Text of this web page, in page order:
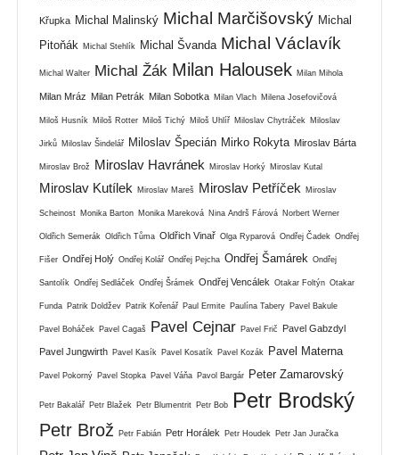
Křupka Michal Malinský Michal Marčišovský Michal
Pitoňák
Michal Stehlík Michal Švanda Michal Václavík
Michal Walter Michal Žák Milan Halousek Milan Mihola
Milan Mráz Milan Petrák Milan Sobotka Milan Vlach Milena Josefovičová
Miloš Husník Miloš Rotter Miloš Tichý Miloš Uhlíř Miloslav Chytráček Miloslav
Jirků Miloslav Šindelář Miloslav Špecián Mirko Rokyta Miroslav Bárta
Miroslav Brož Miroslav Havránek Miroslav Horký Miroslav Kutal
Miroslav Kutílek Miroslav Mareš Miroslav Petříček Miroslav
Scheinost Monika Barton Monika Mareková Nina Andrš Fárová Norbert Werner
Oldřich Semerák Oldřich Tůma Oldřich Vinař Olga Ryparová Ondřej Čadek Ondřej
Fišer Ondřej Holý Ondřej Kolář Ondřej Pejcha Ondřej Šamárek Ondřej
Santolík Ondřej Sedláček Ondřej Šrámek Ondřej Vencálek Otakar Foltýn Otakar
Funda Patrik Doldžev Patrik Kořenář Paul Ermite Paulína Tabery Pavel Bakule
Pavel Boháček Pavel Cagaš Pavel Cejnar Pavel Frič Pavel Gabzdyl
Pavel Jungwirth Pavel Kasík Pavel Kosatík Pavel Kozák Pavel Materna
Pavel Pokorný Pavel Stopka Pavel Váňa Pavol Bargár Peter Zamarovský
Petr Bakalář Petr Blažek Petr Blumentrit Petr Bob Petr Brodský
Petr Brož Petr Fabián Petr Horálek Petr Houdek Petr Jan Juračka